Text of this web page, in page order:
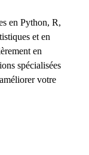
en Python, R,
et en
en
spécialisées
votre